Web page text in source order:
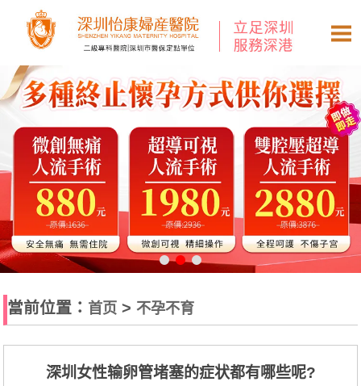
當前位置： 首页 > 不孕不育
深圳女性输卵管堵塞的症状都有哪些呢?